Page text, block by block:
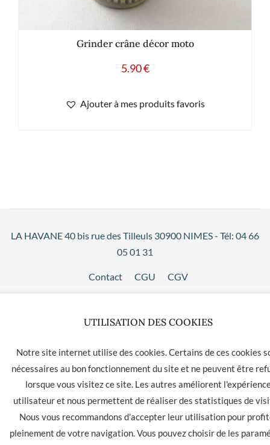
Grinder crâne décor moto
5.90€
Ajouter à mes produits favoris
LA HAVANE 40 bis rue des Tilleuls 30900 NIMES - Tél: 04 66
05 01 31
Contact CGU CGV
UTILISATION DES COOKIES
Notre site internet utilise des cookies. Certains de ces cookies
nécessaires au bon fonctionnement du site et ne peuvent être
lorsque vous visitez ce site. Les autres améliorent
utilisateur et nous permettent de réaliser des statistiques de
Nous vous recommandons d'accepter leur utilisation pour
pleinement de votre navigation. Vous pouvez choisir de les